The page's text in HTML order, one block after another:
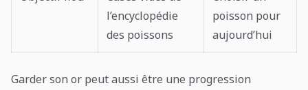
l’encyclopédie
des poissons
poisson pour
aujourd’hui
Garder son or peut aussi être une progression